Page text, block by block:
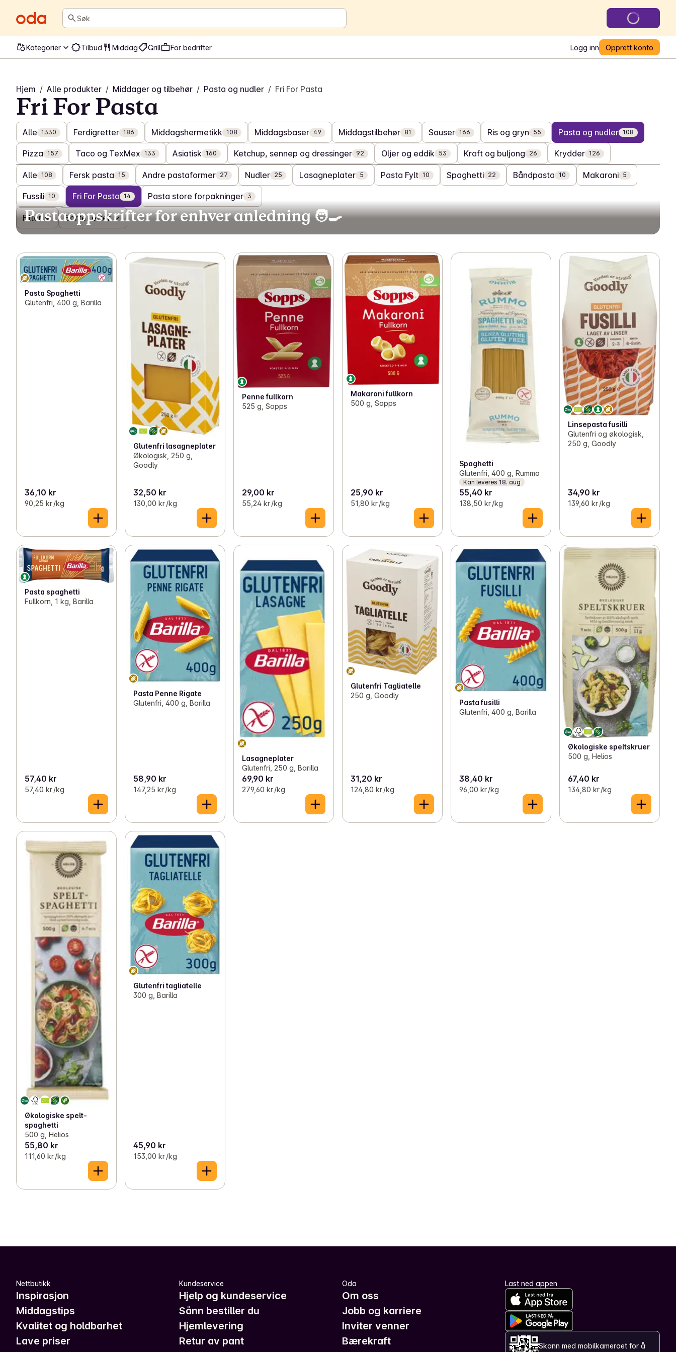
Søk
Kategorier Tilbud Middag Grill For bedrifter Logg inn Opprett konto
Hjem / Alle produkter / Middager og tilbehør / Pasta og nudler / Fri For Pasta
Fri For Pasta
Alle 1330 Ferdigretter 186 Middagshermetikk 108 Middagsbaser 49 Middagstilbehør 81 Sauser 166 Ris og gryn 55 Pasta og nudler 108
Pizza 157 Taco og TexMex 133 Asiatisk 160 Ketchup, sennep og dressinger 92 Oljer og eddik 53 Kraft og buljong 26 Krydder 126
Alle 108 Fersk pasta 15 Andre pastaformer 27 Nudler 25 Lasagneplater 5 Pasta Fylt 10 Spaghetti 22 Båndpasta 10 Makaroni 5
Fussili 10 Fri For Pasta 14 Pasta store forpakninger 3
Filter Sorter etter
Pastaoppskrifter for enhver anledning 🧑‍🍳
Pasta Spaghetti
Glutenfri, 400 g, Barilla
36,10 kr
90,25 kr /kg
Glutenfri lasagneplater
Økologisk, 250 g,
Goodly
32,50 kr
130,00 kr /kg
Penne fullkorn
525 g, Sopps
29,00 kr
55,24 kr /kg
Makaroni fullkorn
500 g, Sopps
25,90 kr
51,80 kr /kg
Spaghetti
Glutenfri, 400 g, Rummo
Kan leveres 18. aug
55,40 kr
138,50 kr /kg
Linsepasta fusilli
Glutenfri og økologisk,
250 g, Goodly
34,90 kr
139,60 kr /kg
Pasta spaghetti
Fullkorn, 1 kg, Barilla
57,40 kr
57,40 kr /kg
Pasta Penne Rigate
Glutenfri, 400 g, Barilla
58,90 kr
147,25 kr /kg
Lasagneplater
Glutenfri, 250 g, Barilla
69,90 kr
279,60 kr /kg
Glutenfri Tagliatelle
250 g, Goodly
31,20 kr
124,80 kr /kg
Pasta fusilli
Glutenfri, 400 g, Barilla
38,40 kr
96,00 kr /kg
Økologiske speltskruer
500 g, Helios
67,40 kr
134,80 kr /kg
Økologiske spelt-
spaghetti
500 g, Helios
55,80 kr
111,60 kr /kg
Glutenfri tagliatelle
300 g, Barilla
45,90 kr
153,00 kr /kg
Nettbutikk
Inspirasjon
Middagstips
Kvalitet og holdbarhet
Lave priser
Kundeservice
Hjelp og kundeservice
Sånn bestiller du
Hjemlevering
Retur av pant
Oda
Om oss
Jobb og karriere
Inviter venner
Bærekraft
Last ned appen
Skann med mobilkameraet for å